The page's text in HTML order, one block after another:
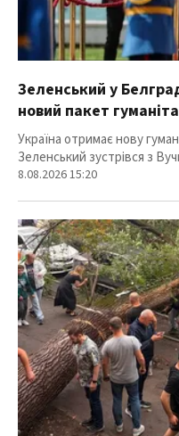
Зеленський у
новий пакет
Україна отримає нову
Зеленський зустрівся з
8.08.2026 15:20